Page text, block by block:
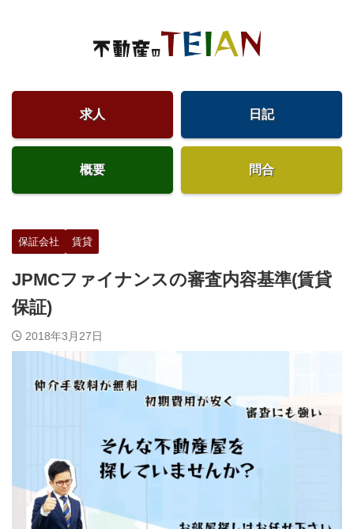
求人 日記
概要 問合
保証会社 賃貸
JPMCファイナンスの審査内容基準(賃貸
保証)
2018年3月27日